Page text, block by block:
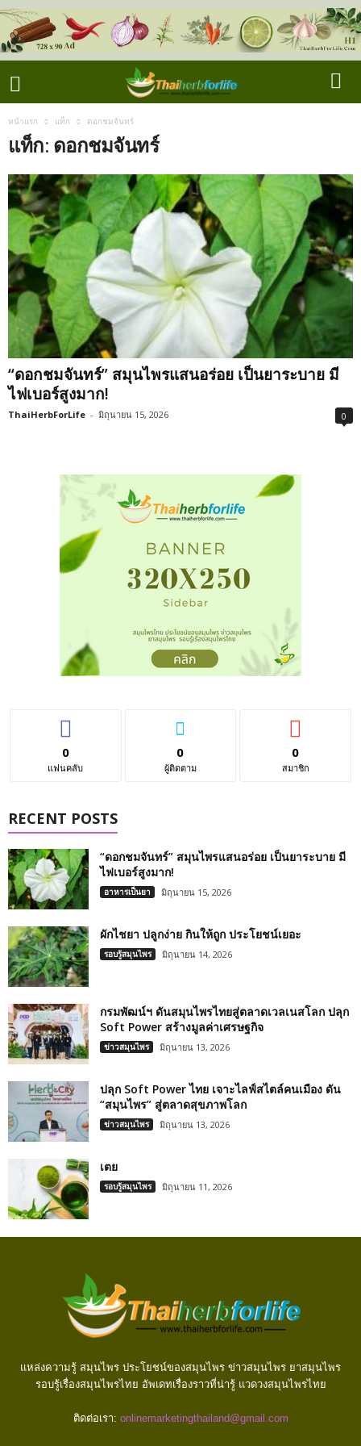
หน้าแรก แท็ก ดอกชมจันทร์
แท็ก: ดอกชมจันทร์
“ดอกชมจันทร์” สมุนไพรแสนอร่อย เป็นยาระบาย มี
ไฟเบอร์สูงมาก!
ThaiHerbForLife - มิถุนายน 15, 2026 0
0
แฟนคลับ
0
ผู้ติดตาม
0
สมาชิก
RECENT POSTS
“ดอกชมจันทร์” สมุนไพรแสนอร่อย เป็นยาระบาย มี
ไฟเบอร์สูงมาก!
อาหารเป็นยา มิถุนายน 15, 2026
ผักไชยา ปลูกง่าย กินให้ถูก ประโยชน์เยอะ
รอบรู้สมุนไพร มิถุนายน 14, 2026
กรมพัฒน์ฯ ดันสมุนไพรไทยสู่ตลาดเวลเนสโลก ปลุก
Soft Power สร้างมูลค่าเศรษฐกิจ
ข่าวสมุนไพร มิถุนายน 13, 2026
ปลุก Soft Power ไทย เจาะไลฟ์สไตล์คนเมือง ดัน
“สมุนไพร” สู่ตลาดสุขภาพโลก
ข่าวสมุนไพร มิถุนายน 13, 2026
เตย
รอบรู้สมุนไพร มิถุนายน 11, 2026
แหล่งความรู้ สมุนไพร ประโยชน์ของสมุนไพร ข่าวสมุนไพร ยาสมุนไพร
รอบรู้เรื่องสมุนไพรไทย อัพเดทเรื่องราวที่น่ารู้ แวดวงสมุนไพรไทย
ติดต่อเรา: onlinemarketingthailand@gmail.com